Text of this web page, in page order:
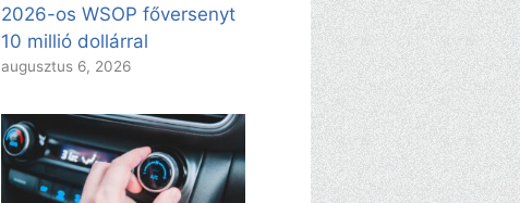
2026-os WSOP főversenyt
10 millió dollárral
augusztus 6, 2026